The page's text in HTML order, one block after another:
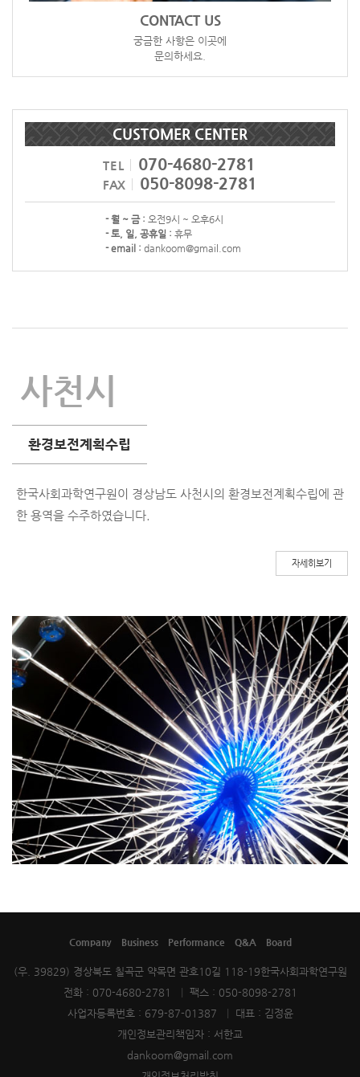
CONTACT US
궁금한 사항은 이곳에
문의하세요.
CUSTOMER CENTER
TEL 070-4680-2781
FAX 050-8098-2781
- 월 ~ 금 : 오전9시 ~ 오후6시
- 토, 일, 공휴일 : 휴무
- email : dankoom@gmail.com
사천시
환경보전계획수립
한국사회과학연구원이 경상남도 사천시의 환경보전계획수립에 관
한 용역을 수주하였습니다.
자세히보기
Company Business Performance Q&A Board
(우. 39829) 경상북도 칠곡군 약목면 관호10길 118-19한국사회과학연구원
전화 : 070-4680-2781
팩스 : 050-8098-2781
사업자등록번호 : 679-87-01387
대표 : 김정윤
개인정보관리책임자 : 서한교
dankoom@gmail.com